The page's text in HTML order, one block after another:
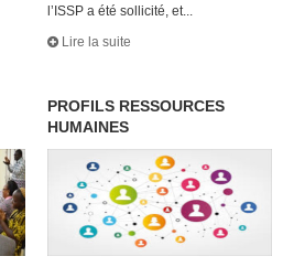
l’ISSP a été sollicité, et...
Lire la suite
PROFILS RESSOURCES
HUMAINES